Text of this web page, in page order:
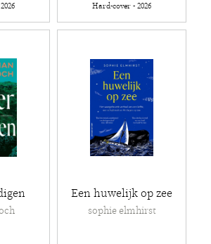
Hard-cover - 2026
Een huwelijk op zee
sophie elmhirst